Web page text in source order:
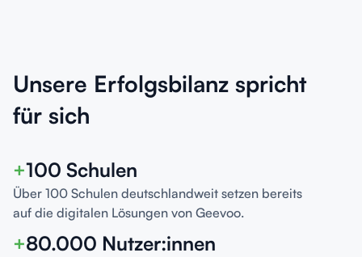
Unsere Erfolgsbilanz spricht
für sich
+100 Schulen
Über 100 Schulen deutschlandweit setzen bereits
auf die digitalen Lösungen von Geevoo.
+80.000 Nutzer:innen